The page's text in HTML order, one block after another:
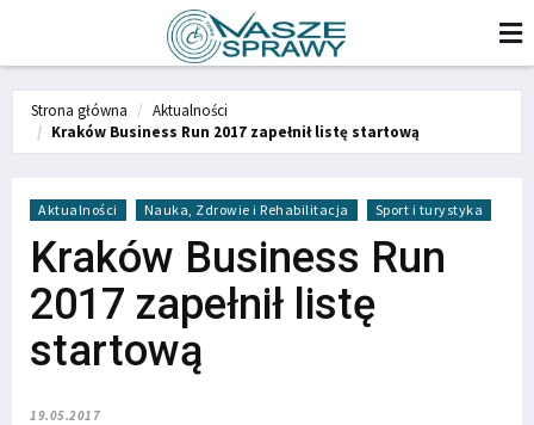
Strona główna
Aktualności
Kraków Business Run 2017 zapełnił listę startową
Aktualności Nauka, Zdrowie i Rehabilitacja Sport i turystyka
Kraków Business Run
2017 zapełnił listę
startową
19.05.2017